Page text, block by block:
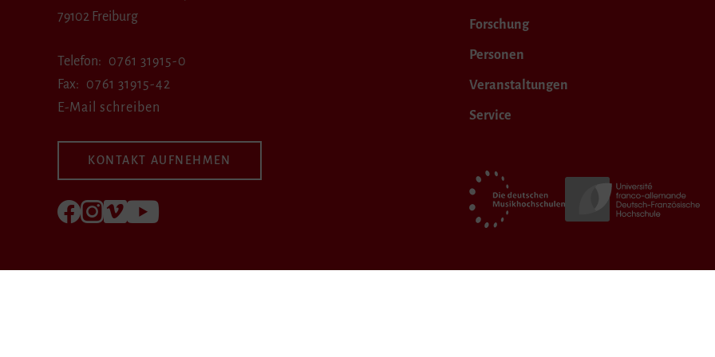
79102 Freiburg
Telefon
0761 31915-0
Fax
0761 31915-42
E-Mail schreiben
KONTAKT AUFNEHMEN
Folgen Sie uns auf Facebook
Folgen Sie uns auf Instagram
Besuchen Sie uns bei Vimeo
Besuchen Sie uns bei youtube
Forschung
Personen
Veranstaltungen
Service